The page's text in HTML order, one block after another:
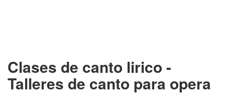
Clases de canto lirico -
Talleres de canto para opera